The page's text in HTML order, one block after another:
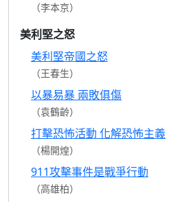
（李本京）
美利堅之怒
美利堅帝國之怒
（王春生）
以暴易暴 兩敗俱傷
（袁鶴齡）
打擊恐怖活動 化解恐怖主義
（楊開煌）
911攻擊事件是戰爭行動
（高雄柏）